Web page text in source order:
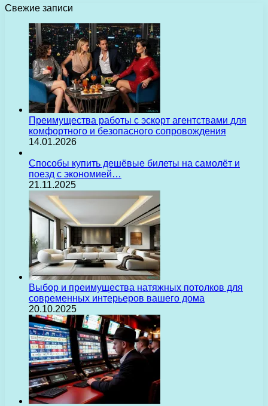
Свежие записи
Преимущества работы с эскорт агентствами для
комфортного и безопасного сопровождения
14.01.2026
Способы купить дешёвые билеты на самолёт и
поезд с экономией…
21.11.2025
Выбор и преимущества натяжных потолков для
современных интерьеров вашего дома
20.10.2025